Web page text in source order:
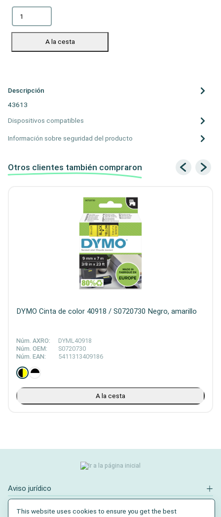
A la cesta
Descripción
43613
Dispositivos compatibles
Información sobre seguridad del producto
Otros clientes también compraron
DYMO Cinta de color 40918 / S0720730 Negro, amarillo
Núm. AXRO:
DYML40918
Núm. OEM:
S0720730
Núm. EAN:
5411313409186
A la cesta
Aviso jurídico
Contacto
This website uses cookies to ensure you get the best